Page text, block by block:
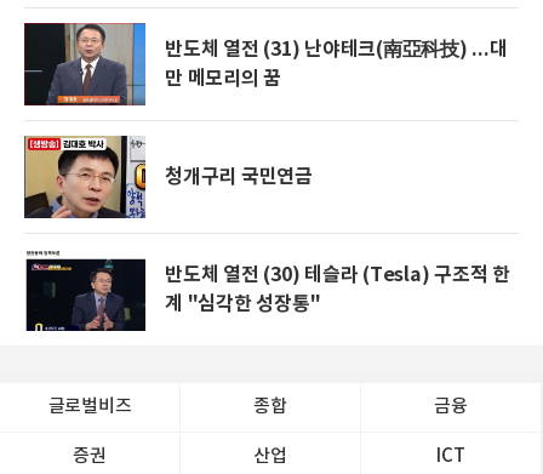
반도체 열전 (31) 난야테크(南亞科技) ...대
만 메모리의 꿈
청개구리 국민연금
반도체 열전 (30) 테슬라 (Tesla) 구조적 한
계 "심각한 성장통"
글로벌비즈 종합 금융
증권 산업 ICT